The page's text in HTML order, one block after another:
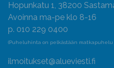
Hopunkatu 1, 38200
Avoinna ma-pe klo 8-16
p. 010 229 0400
(Puheluhinta on pelkästään matkapuhelu
ilmoitukset@alueviesti.fi